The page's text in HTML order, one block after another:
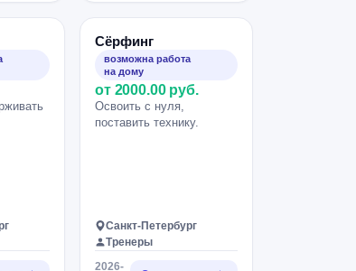
Сёрфинг
возможна работа
на дому
от 2000.00 руб.
Освоить с нуля,
поставить технику.
Санкт-Петербург
Тренеры
2026-